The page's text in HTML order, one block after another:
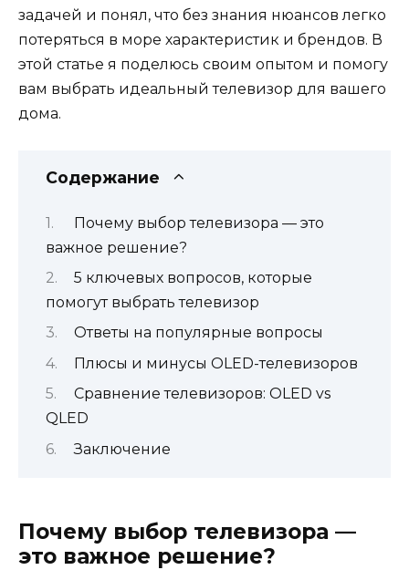
задачей и понял, что без знания нюансов легко
потеряться в море характеристик и брендов. В
этой статье я поделюсь своим опытом и помогу
вам выбрать идеальный телевизор для вашего
дома.
Содержание
Почему выбор телевизора — это
важное решение?
5 ключевых вопросов, которые
помогут выбрать телевизор
Ответы на популярные вопросы
Плюсы и минусы OLED-телевизоров
Сравнение телевизоров: OLED vs
QLED
Заключение
Почему выбор телевизора —
это важное решение?